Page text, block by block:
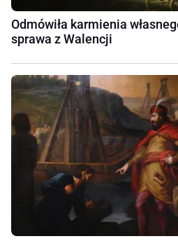
Odmówiła karmienia
sprawa z Walencji